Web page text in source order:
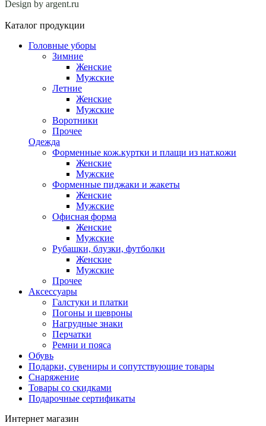
Design by argent.ru
Каталог продукции
Головные уборы
Зимние
Женские
Мужские
Летние
Женские
Мужские
Воротники
Прочее
Одежда
Форменные кож.куртки и плащи из нат.кожи
Женские
Мужские
Форменные пиджаки и жакеты
Женские
Мужские
Офисная форма
Женские
Мужские
Рубашки, блузки, футболки
Женские
Мужские
Прочее
Аксессуары
Галстуки и платки
Погоны и шевроны
Нагрудные знаки
Перчатки
Ремни и пояса
Обувь
Подарки, сувениры и сопутствующие товары
Снаряжение
Товары со скидками
Подарочные сертификаты
Интернет магазин